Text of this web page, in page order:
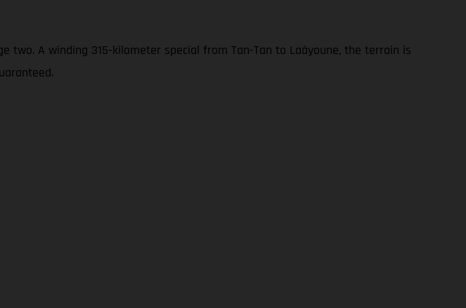
two. A winding 315-kilometer special from Tan-Tan to Laâyoune, the terrain is